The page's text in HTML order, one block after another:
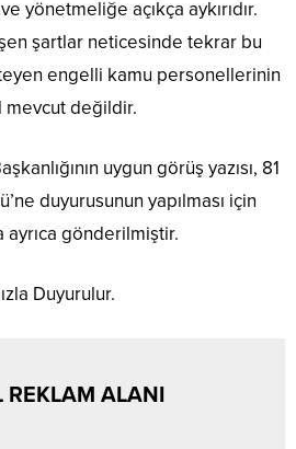
ve yönetmeliğe açıkça aykırıdır.
şartlar neticesinde tekrar bu
engelli kamu personellerinin
değildir.
uygun görüş yazısı, 81
duyurusunun yapılması için
ayrıca gönderilmiştir.
Duyurulur.
REKLAM ALANI